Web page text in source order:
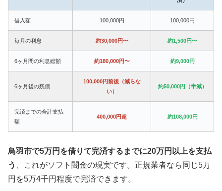
借入額 100,000円 100,000円
毎月の利息 約30,000円〜 約1,500円〜
6ヶ月間の利息総額 約180,000円〜 約9,000円
6ヶ月後の残債
100,000円前後（減らな
い）
約50,000円（半減）
完済までの合計支払
額
400,000円超 約108,000円
鳥羽市で5万円を借りて完済するまでに20万円以上を支払
う
、これがソフト闇金の現実です。正規業者なら同じ5万
円を5万4千円程度で完済できます。